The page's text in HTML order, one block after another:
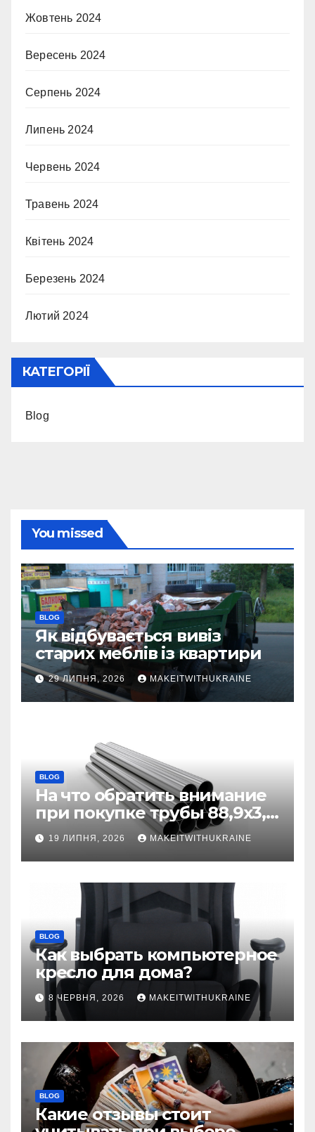
Жовтень 2024
Вересень 2024
Серпень 2024
Липень 2024
Червень 2024
Травень 2024
Квітень 2024
Березень 2024
Лютий 2024
КАТЕГОРІЇ
Blog
You missed
BLOG
Як відбувається вивіз
старих меблів із квартири
29 ЛИПНЯ, 2026 MAKEITWITHUKRAINE
BLOG
На что обратить внимание
при покупке трубы 88,9х3,2
бесшовной
19 ЛИПНЯ, 2026 MAKEITWITHUKRAINE
BLOG
Как выбрать компьютерное
кресло для дома?
8 ЧЕРВНЯ, 2026 MAKEITWITHUKRAINE
BLOG
Какие отзывы стоит